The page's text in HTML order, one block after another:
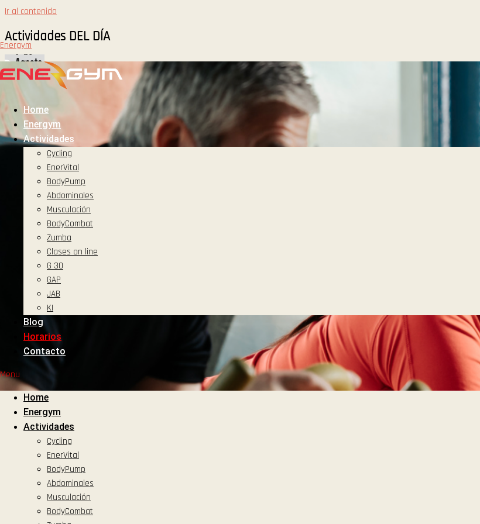
Ir al contenido
Energym
Home
Energym
Actividades
Cycling
EnerVital
BodyPump
Abdominales
Musculación
BodyCombat
Zumba
Clases on line
G 30
GAP
JAB
KI
Blog
Horarios
Contacto
Menu
Home
Energym
Actividades
Cycling
EnerVital
BodyPump
Abdominales
Musculación
BodyCombat
Actividades DEL DÍA
COMENZÁ HOY MISMO